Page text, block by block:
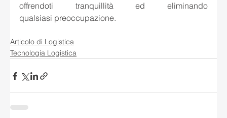
offrendoti tranquillità ed eliminando
qualsiasi preoccupazione.
Articolo di Logistica
Tecnologia Logistica